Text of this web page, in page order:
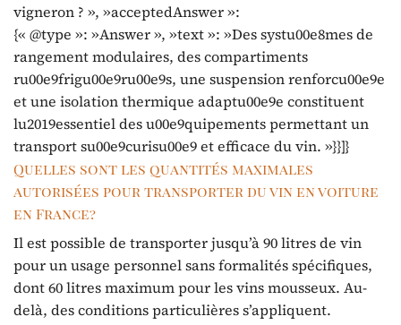
vigneron ? », »acceptedAnswer »:
{« @type »: »Answer », »text »: »Des systu00e8mes de
rangement modulaires, des compartiments
ru00e9frigu00e9ru00e9s, une suspension renforcu00e9e
et une isolation thermique adaptu00e9e constituent
lu2019essentiel des u00e9quipements permettant un
transport su00e9curisu00e9 et efficace du vin. »}}]}
Quelles sont les quantités maximales
autorisées pour transporter du vin en voiture
en France?
Il est possible de transporter jusqu’à 90 litres de vin
pour un usage personnel sans formalités spécifiques,
dont 60 litres maximum pour les vins mousseux. Au-
delà, des conditions particulières s’appliquent.